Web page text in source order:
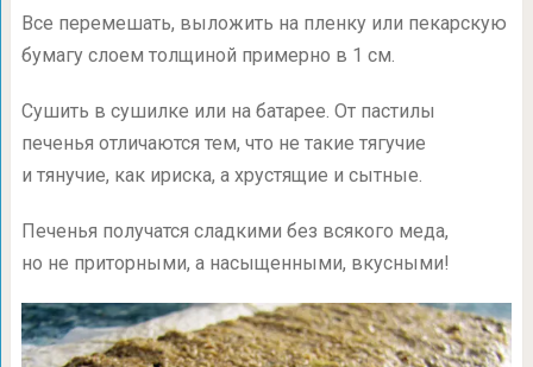
Все перемешать, выложить на пленку или пекарскую
бумагу слоем толщиной примерно в 1 см.
Сушить в сушилке или на батарее. От пастилы
печенья отличаются тем, что не такие тягучие
и тянучие, как ириска, а хрустящие и сытные.
Печенья получатся сладкими без всякого меда,
но не приторными, а насыщенными, вкусными!